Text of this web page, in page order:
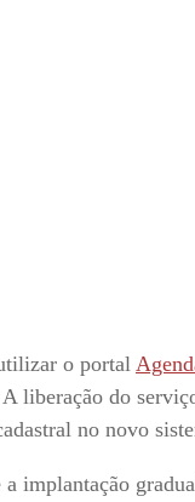
o portal
liberação do
no novo
implantação